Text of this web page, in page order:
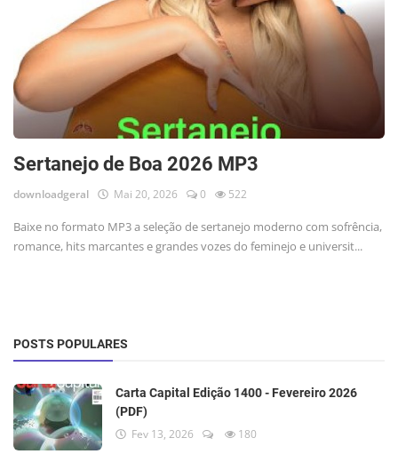
Sertanejo de Boa 2026 MP3
downloadgeral Mai 20, 2026 0 522
Baixe no formato MP3 a seleção de sertanejo moderno com sofrência,
romance, hits marcantes e grandes vozes do feminejo e universit...
POSTS POPULARES
Carta Capital Edição 1400 - Fevereiro 2026
(PDF)
Fev 13, 2026 180